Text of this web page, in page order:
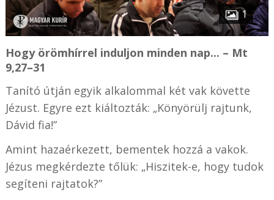
1
Hogy örömhírrel induljon minden nap... – Mt
9,27–31
Tanító útján egyik alkalommal két vak követte
Jézust. Egyre ezt kiáltozták: „Könyörülj rajtunk,
Dávid fia!”
Amint hazaérkezett, bementek hozzá a vakok.
Jézus megkérdezte tőlük: „Hiszitek-e, hogy tudok
segíteni rajtatok?”